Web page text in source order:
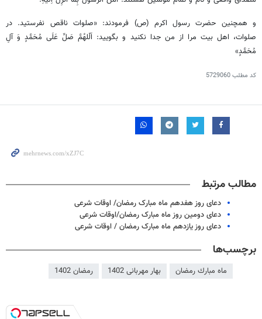
و همچنین حضرت رسول اکرم (ص) فرمودند: «صلوات ناقص نفرستید. در
صلوات، اهل بیت مرا از من جدا نکنید و بگویید: اَلّلهُمَّ صَلِّ عَلَی مُحَمَّدٍ وَ آلِ
مُحَمَّدٍ»
کد مطلب5729060
مطالب مرتبط
دعای روز هفدهم ماه مبارک رمضان/ اوقات شرعی
دعای دومین روز ماه مبارک رمضان/اوقات شرعی
دعای روز یازدهم ماه مبارک رمضان / اوقات شرعی
برچسب‌ها
ماه مبارك رمضان بهار مهربانی 1402 رمضان 1402